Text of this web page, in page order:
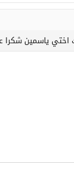
اختي ياسمين شكرا